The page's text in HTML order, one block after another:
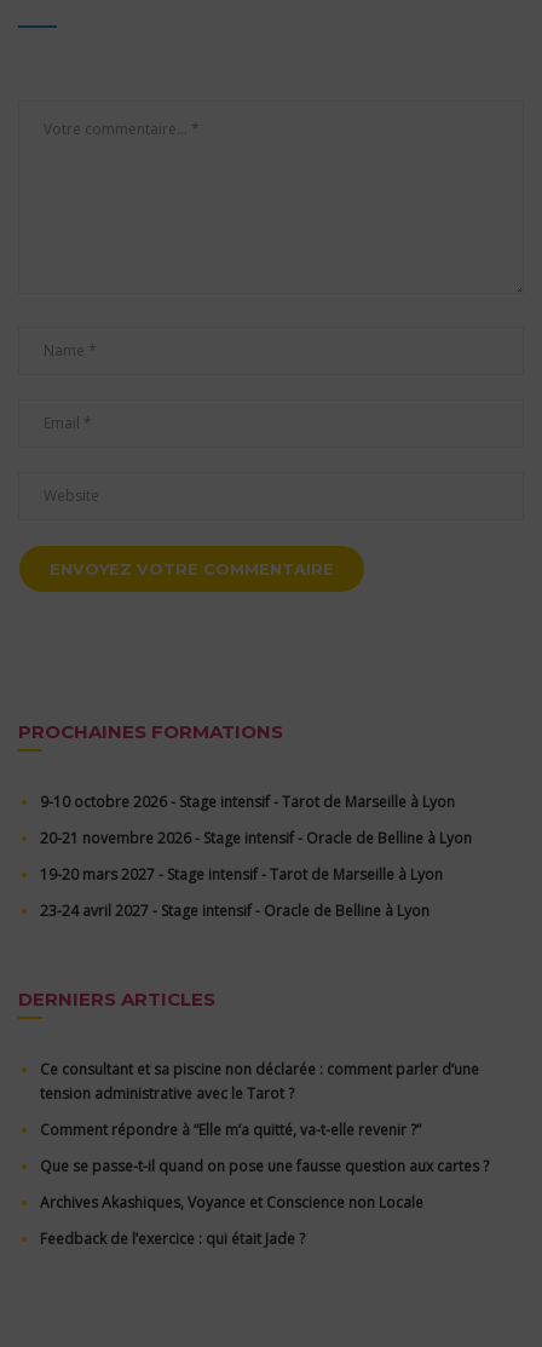
PROCHAINES FORMATIONS
9-10 octobre 2026 - Stage intensif - Tarot de Marseille à Lyon
20-21 novembre 2026 - Stage intensif - Oracle de Belline à Lyon
19-20 mars 2027 - Stage intensif - Tarot de Marseille à Lyon
23-24 avril 2027 - Stage intensif - Oracle de Belline à Lyon
DERNIERS ARTICLES
Ce consultant et sa piscine non déclarée : comment parler d’une
tension administrative avec le Tarot ?
Comment répondre à “Elle m’a quitté, va-t-elle revenir ?”
Que se passe-t-il quand on pose une fausse question aux cartes ?
Archives Akashiques, Voyance et Conscience non Locale
Feedback de l’exercice : qui était Jade ?